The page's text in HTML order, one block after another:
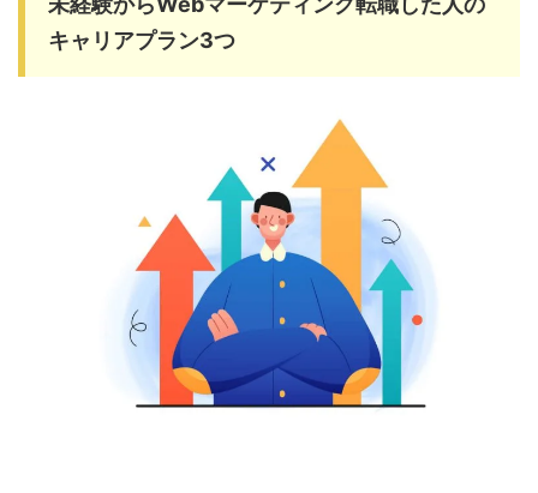
キャリアプラン3つ